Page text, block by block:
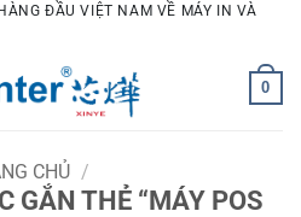
ĐẦU VIỆT NAM VỀ MÁY IN VÀ
0
CHỦ /
GẮN THẺ “MÁY POS